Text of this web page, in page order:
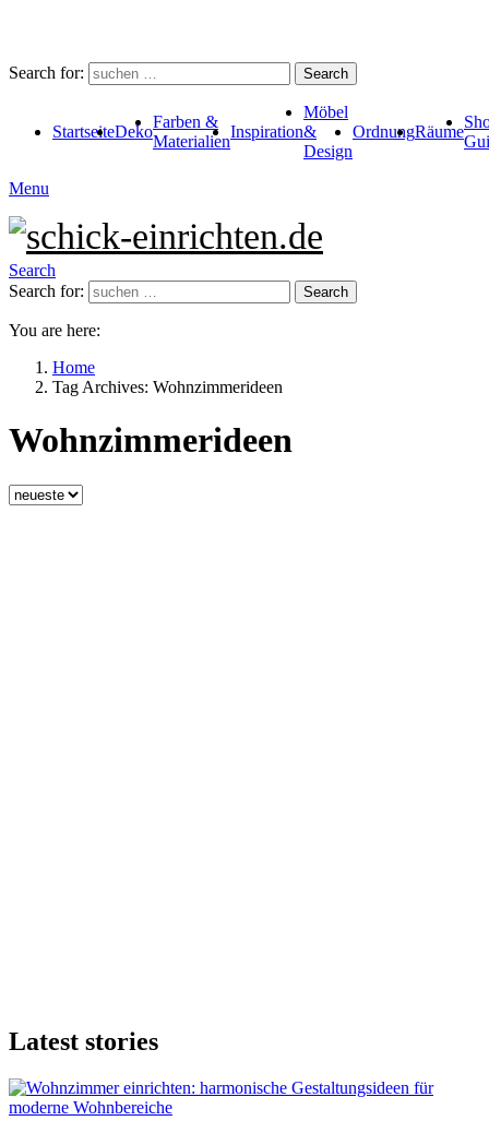
Search for: Search
StartseiteDeko
Farben &
Materialien
Inspiration
Möbel
&
Design
OrdnungRäume
Menu
Search
Search for:
Search
You are here:
Home
Tag Archives: Wohnzimmerideen
Wohnzimmerideen
Latest stories